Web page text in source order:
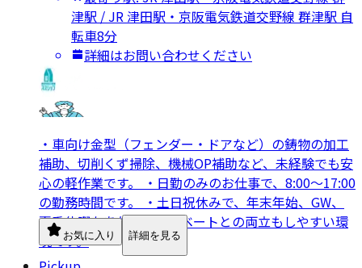
津駅 / JR 津田駅・京阪電気鉄道交野線 群津駅 自
転車8分
詳細はお問い合わせください
・車向け金型（フェンダー・ドアなど）の鋳物の加工
補助、切削くず掃除、機械OP補助など、未経験でも安
心の軽作業です。 ・日勤のみのお仕事で、8:00～17:00
の勤務時間です。 ・土日祝休みで、年末年始、GW、
夏季休暇もあり、プライベートとの両立もしやすい環
境です。お気に入り 詳細を見る